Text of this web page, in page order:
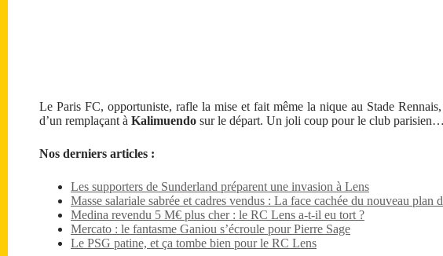
Le Paris FC, opportuniste, rafle la mise et fait même la nique au Stade
d’un remplaçant à Kalimuendo sur le départ. Un joli coup pour le club parisien…
Nos derniers articles :
Les supporters de Sunderland préparent une invasion à Lens
Masse salariale sabrée et cadres vendus : La face cachée du nouveau plan
Medina revendu 5 M€ plus cher : le RC Lens a-t-il eu tort ?
Mercato : le fantasme Ganiou s’écroule pour Pierre Sage
Le PSG patine, et ça tombe bien pour le RC Lens